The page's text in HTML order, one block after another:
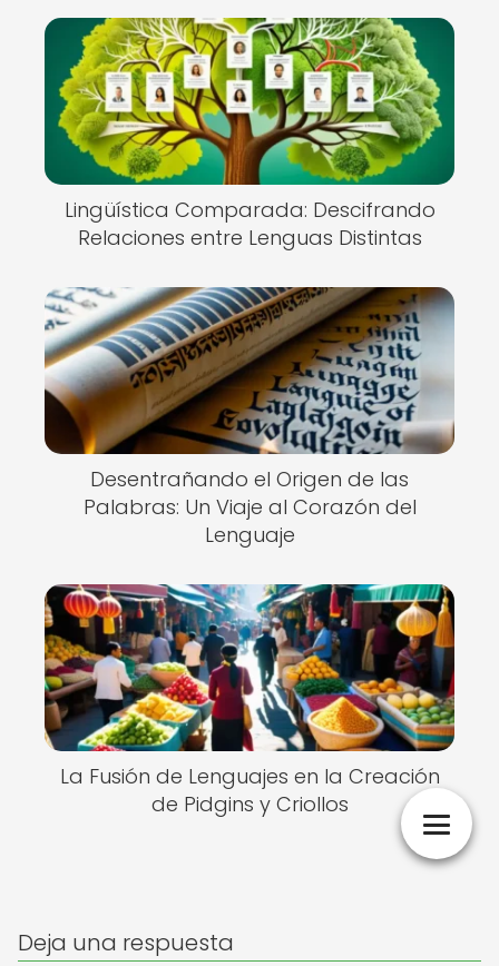
Lingüística Comparada: Descifrando
Relaciones entre Lenguas Distintas
Desentrañando el Origen de las
Palabras: Un Viaje al Corazón del
Lenguaje
La Fusión de Lenguajes en la Creación
de Pidgins y Criollos
Deja una respuesta